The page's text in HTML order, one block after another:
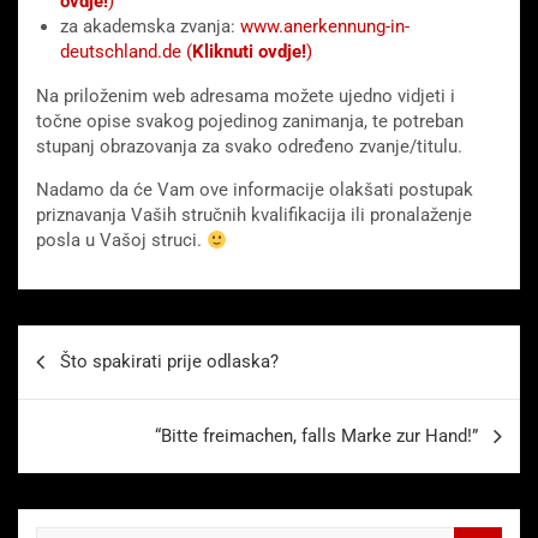
za akademska zvanja: www.anerkennung-in-
deutschland.de (Kliknuti ovdje!)
Na priloženim web adresama možete ujedno vidjeti i
točne opise svakog pojedinog zanimanja, te potreban
stupanj obrazovanja za svako određeno zvanje/titulu.
Nadamo da će Vam ove informacije olakšati postupak
priznavanja Vaših stručnih kvalifikacija ili pronalaženje
posla u Vašoj struci.
Beitragsnavigation
Što spakirati prije odlaska?
“Bitte freimachen, falls Marke zur Hand!”